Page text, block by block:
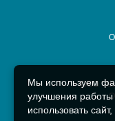
ООО
Мы используем
улучшения
использовать